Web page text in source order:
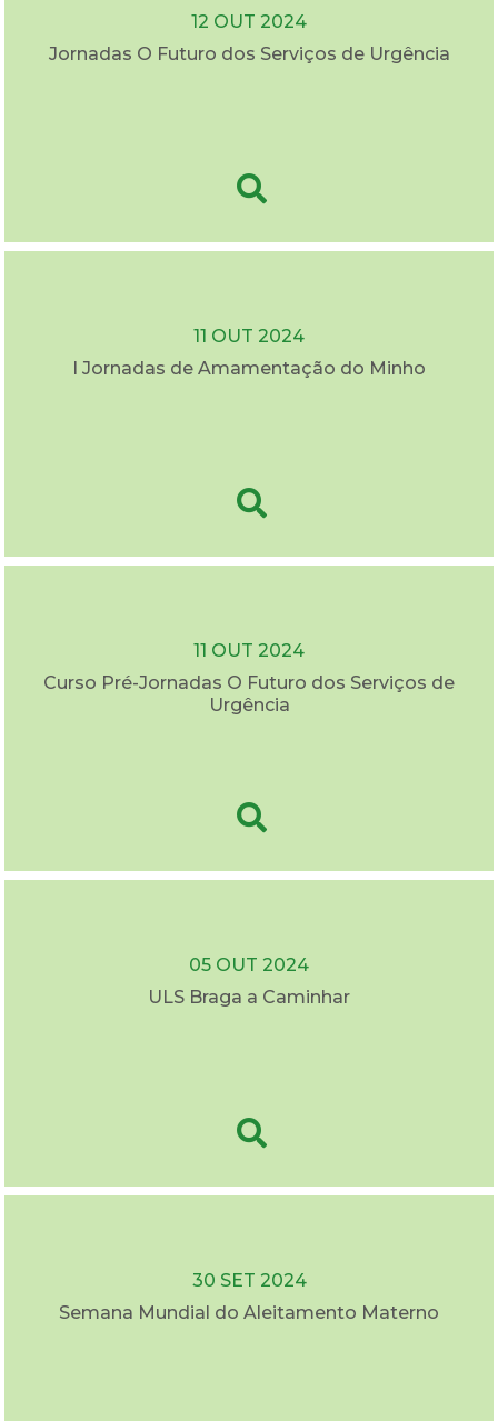
12 OUT 2024
Jornadas O Futuro dos Serviços de Urgência
11 OUT 2024
I Jornadas de Amamentação do Minho
11 OUT 2024
Curso Pré-Jornadas O Futuro dos Serviços de
Urgência
05 OUT 2024
ULS Braga a Caminhar
30 SET 2024
Semana Mundial do Aleitamento Materno